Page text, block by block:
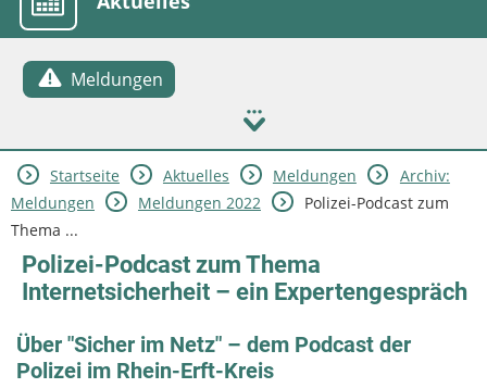
Meldungen
Startseite Aktuelles Meldungen
Archiv:
Meldungen
Meldungen 2022
Polizei-Podcast zum
Thema ...
Polizei-Podcast zum Thema
Internetsicherheit – ein Expertengespräch
Über "Sicher im Netz" – dem Podcast der
Polizei im Rhein-Erft-Kreis